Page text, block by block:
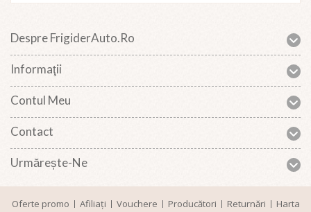
Despre FrigiderAuto.ro
Informaţii
Contul Meu
Contact
Urmărește-Ne
Oferte promo Afiliaţi Vouchere Producători Returnări
Harta